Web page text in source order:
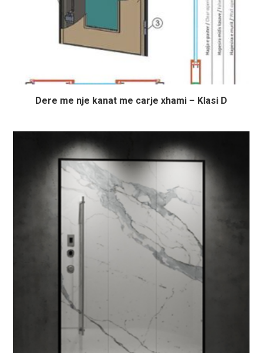
Dere me nje kanat me carje xhami – Klasi D